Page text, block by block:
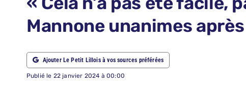
ABONNEMENTS
Mannone unanimes après
Ajouter Le Petit Lillois à vos sources préférées
Publié le 22 janvier 2024 à 00:00